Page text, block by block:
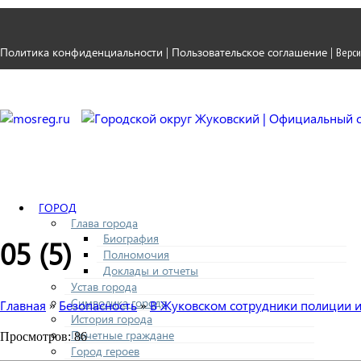
Политика конфиденциальности | Пользовательское соглашение |
ГОРОД
Глава города
Биография
Полномочия
Доклады и отчеты
Устав города
Символика города
История города
Почетные граждане
Город героев
05 (5)
Главная » Безопасность»В Жуковском сотрудники полиции
Просмотров: 86